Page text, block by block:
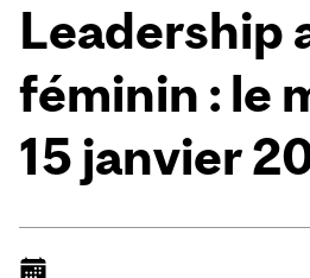
Leadership
féminin : le
15 janvier